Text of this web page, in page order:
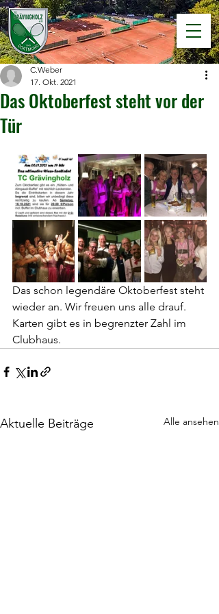
Das Oktoberfest steht vor der
Tür
C.Weber
17. Okt. 2021
Das schon legendäre Oktoberfest steht
wieder an. Wir freuen uns alle drauf.
Karten gibt es in begrenzter Zahl im
Clubhaus.
Aktuelle Beiträge Alle ansehen